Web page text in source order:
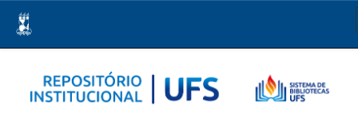
navigation